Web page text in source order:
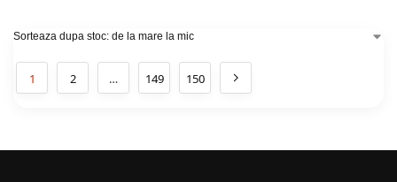
1 2 … 149 150